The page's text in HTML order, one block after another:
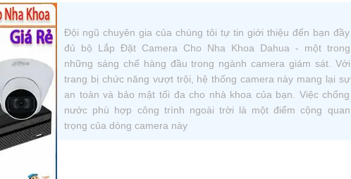
Đội ngũ chuyên gia của chúng tôi tự tin giới thiệu đến bạn đầy
đủ bộ Lắp Đặt Camera Cho Nha Khoa Dahua - một trong
những sáng chế hàng đầu trong ngành camera giám sát. Với
trang bị chức năng vượt trội, hệ thống camera này mang lại sự
an toàn và bảo mật tối đa cho nhà khoa của bạn. Việc chống
nước phù hợp công trình ngoài trời là một điểm cộng quan
trọng của dòng camera này